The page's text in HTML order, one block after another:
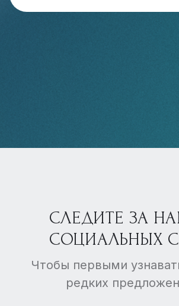
СЛЕДИТЕ ЗА
СОЦИАЛЬНЫХ
Чтобы первыми
редких